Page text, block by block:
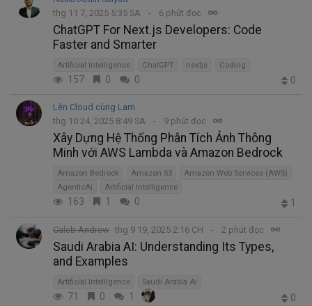
thg 11 7, 2025 5:35 SA
6 phút đọc
ChatGPT For Next.js Developers: Code
Faster and Smarter
Artificial Intelligence ChatGPT nextjs Coding
157 0 0 0
Lên Cloud cùng Lam
thg 10 24, 2025 8:49 SA
9 phút đọc
Xây Dựng Hệ Thống Phân Tích Ảnh Thông
Minh với AWS Lambda và Amazon Bedrock
Amazon Bedrock Amazon S3
Amazon Web Services (AWS)
AgenticAi
Artificial Intelligence
163 1 0 1
Caleb Andrew thg 9 19, 2025 2:16 CH 2 phút đọc
Saudi Arabia AI: Understanding Its Types,
and Examples
Artificial Intelligence Saudi Arabia Ai
71 0 1 0